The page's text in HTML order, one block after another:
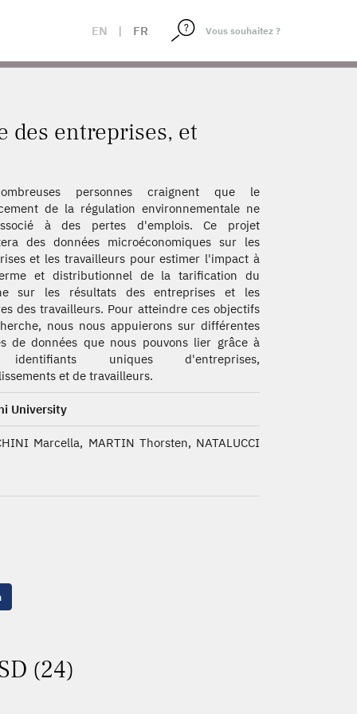
EN | FR
des entreprises, et
personnes craignent que le
de la régulation environnementale ne
à des pertes d'emplois. Ce projet
des données microéconomiques sur les
et les travailleurs pour estimer l'impact à
et distributionnel de la tarification du
sur les résultats des entreprises et les
des travailleurs. Pour atteindre ces objectifs
nous nous appuierons sur différentes
de données que nous pouvons lier grâce à
uniques d'entreprises,
et de travailleurs.
University
Marcella, MARTIN Thorsten, NATALUCCI
(24)